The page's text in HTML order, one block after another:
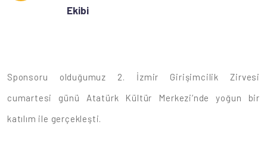
Ekibi
Sponsoru olduğumuz 2. İzmir Girişimcilik Zirvesi
cumartesi günü Atatürk Kültür Merkezi’nde yoğun bir
katılım ile gerçekleşti.